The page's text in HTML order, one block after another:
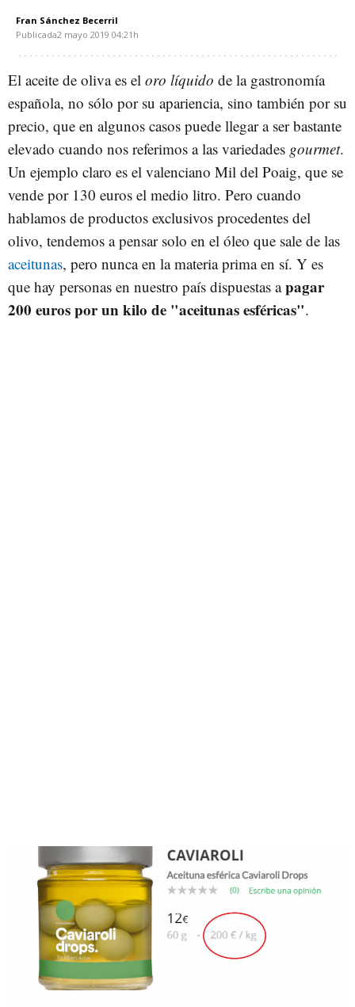
Fran Sánchez Becerril
Publicada2 mayo 2019 04:21h
El aceite de oliva es el oro líquido de la gastronomía
española, no sólo por su apariencia, sino también por su
precio, que en algunos casos puede llegar a ser bastante
elevado cuando nos referimos a las variedades gourmet.
Un ejemplo claro es el valenciano Mil del Poaig, que se
vende por 130 euros el medio litro. Pero cuando
hablamos de productos exclusivos procedentes del
olivo, tendemos a pensar solo en el óleo que sale de las
aceitunas, pero nunca en la materia prima en sí. Y es
que hay personas en nuestro país dispuestas apagar
200 euros por un kilo de "aceitunas esféricas".